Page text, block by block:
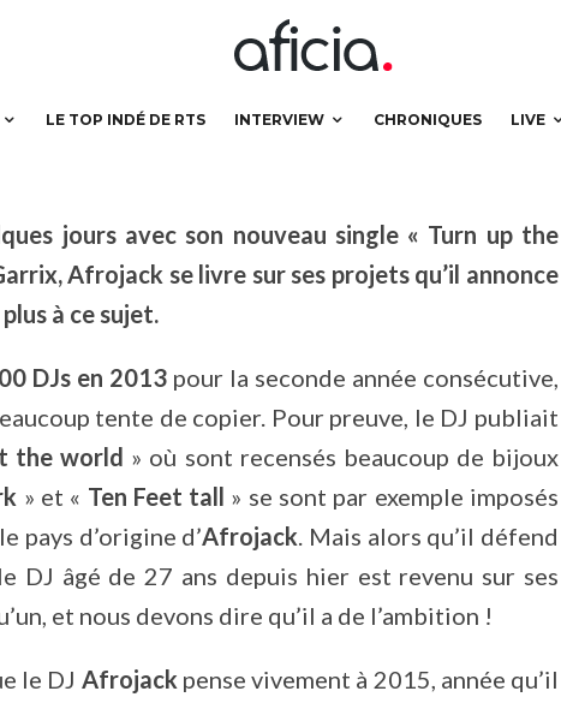
LE TOP INDÉ DE RTS INTERVIEW CHRONIQUES LIVE
jours avec son nouveau single « Turn up the
Afrojack se livre sur ses projets qu’il annonce
à ce sujet.
DJs en 2013pour la seconde année consécutive,
tente de copier. Pour preuve, le DJ publiait
the world » où sont recensés beaucoup de bijoux
» et « Ten Feet tall » se sont par exemple imposés
pays d’origine d’Afrojack. Mais alors qu’il défend
DJ âgé de 27 ans depuis hier est revenu sur ses
et nous devons dire qu’il a de l’ambition !
le DJ Afrojack pense vivement à 2015, année qu’il